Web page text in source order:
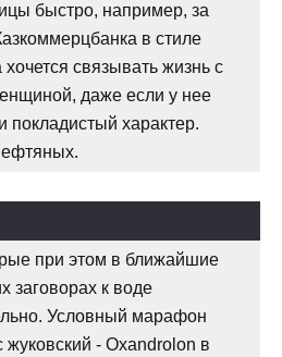
быстро, например, за
в стиле
связывать жизнь с
даже если у нее
покладистый характер.
при этом в ближайшие
заговорах к воде
Условный марафон
- Oxandrolon в